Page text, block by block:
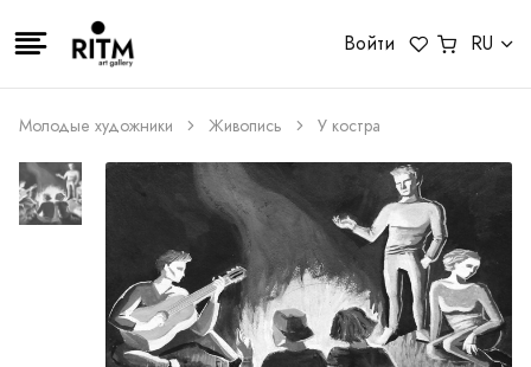
Войти RU
Молодые художники Живопись У костра